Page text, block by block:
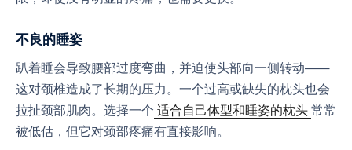
不良的睡姿
趴着睡会导致腰部过度弯曲，并迫使头部向一侧转动——
这对颈椎造成了长期的压力。一个过高或缺失的枕头也会
拉扯颈部肌肉。选择一个 适合自己体型和睡姿的枕头常常
被低估，但它对颈部疼痛有直接影响。